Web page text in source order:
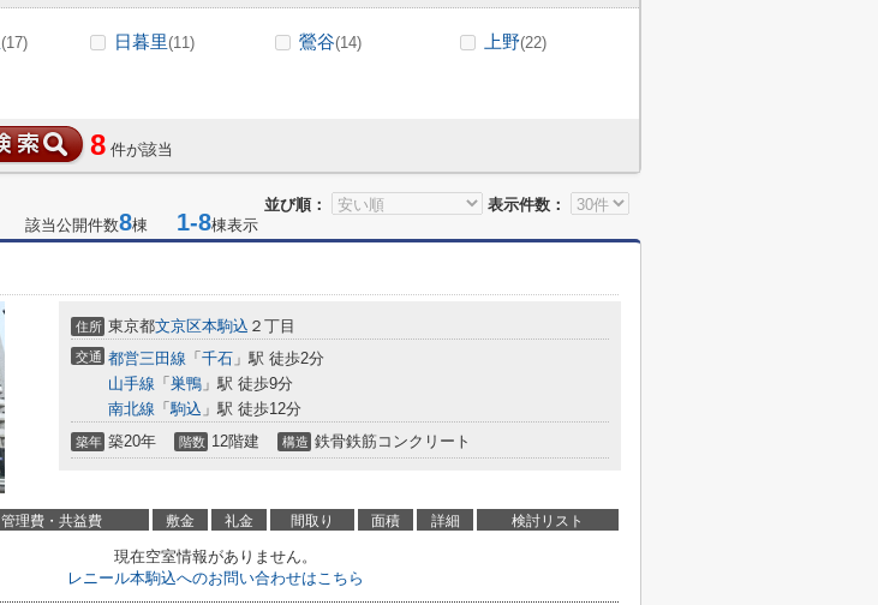
(17) 日暮里(11) 鶯谷(14) 上野(22)
8 件が該当
並び順： 表示件数：
該当公開件数8棟 1-8棟表示
住所 東京都文京区本駒込 ２丁目
交通 都営三田線 「 千石 」駅 徒歩2分
山手線 「 巣鴨 」駅 徒歩9分
南北線 「駒込 」駅 徒歩12分
築年 築20年 階数 12階建 構造 鉄骨鉄筋コンクリート
管理費・共益費 敷金 礼金 間取り 面積 詳細 検討リスト
現在空室情報がありません。
レニール本駒込へのお問い合わせはこちら